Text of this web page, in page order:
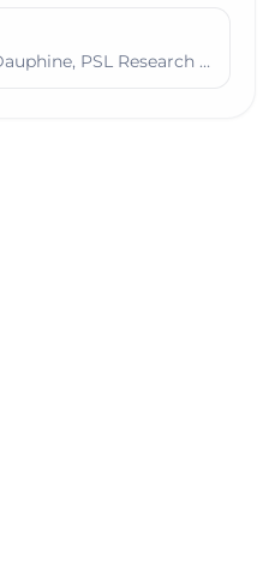
Université Paris-Dauphine, PSL Research University